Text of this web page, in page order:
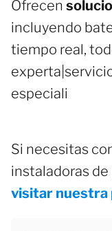
Ofrecen
incluyendo
tiempo real,
especiali
Si necesitas
instaladoras
visitar nuestra